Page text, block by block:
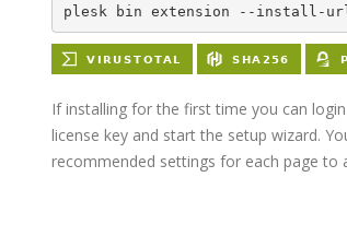
plesk bin extension --install-url
If installing for the first time you can
license key and start the setup wizard.
recommended settings for each page to